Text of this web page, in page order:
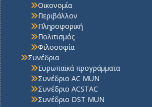
Οικονομία
Περιβάλλον
Πληροφορική
Πολιτισμός
Φιλοσοφία
Συνέδρια
Ευρωπαϊκά προγράμματα
Συνέδριο AC MUN
Συνέδριο ACSTAC
Συνέδριο DST MUN